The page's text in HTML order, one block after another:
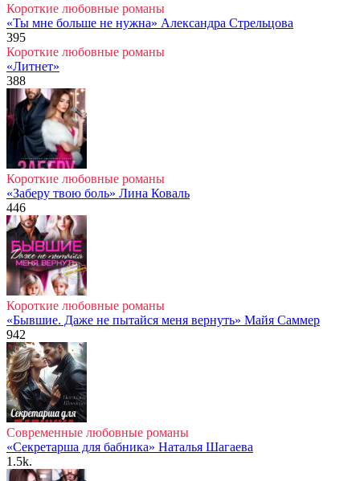
Короткие любовные романы
«Ты мне больше не нужна» Александра Стрельцова
395
Короткие любовные романы
«Литнет»
388
Короткие любовные романы
«Заберу твою боль» Лина Коваль
446
Короткие любовные романы
«Бывшие. Даже не пытайся меня вернуть» Майя Саммер
942
Современные любовные романы
«Секретарша для бабника» Наталья Шагаева
1.5k.